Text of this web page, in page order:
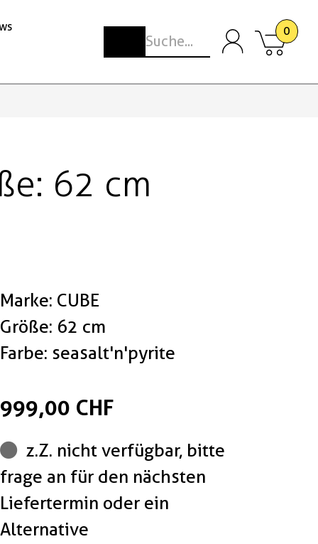
0
62 cm
Marke: CUBE
Größe: 62 cm
Farbe: seasalt'n'pyrite
999,00 CHF
z.Z. nicht verfügbar, bitte
frage an für den nächsten
Liefertermin oder ein
Alternative